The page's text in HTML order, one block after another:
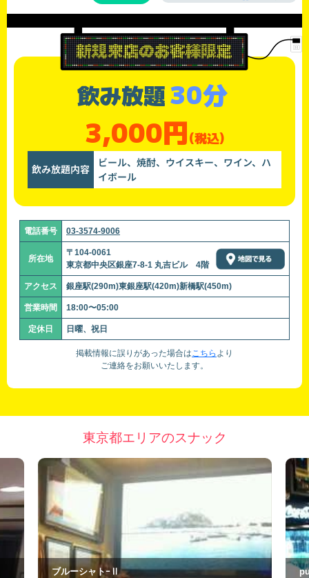
飲み放題30分
3,000円(税込)
飲み放題内容
ビール、焼酎、ウイスキー、ワイン、ハ
イボール
電話番号 03-3574-9006
所在地
〒104-0061
東京都中央区銀座7-8-1 丸吉ビル 4階
アクセス 銀座駅(290m)東銀座駅(420m)新橋駅(450m)
営業時間 18:00〜05:00
定休日 日曜、祝日
掲載情報に誤りがあった場合はこちら より
ご連絡をお願いいたします。
東京都エリアのスナック
pub snack LUCE